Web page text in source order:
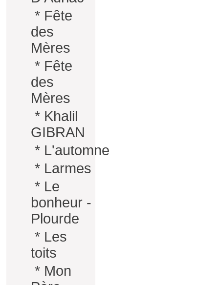
* Fête
des
Mères
* Fête
des
Mères
* Khalil
GIBRAN
* L'automne
* Larmes
* Le
bonheur -
Plourde
* Les
toits
* Mon